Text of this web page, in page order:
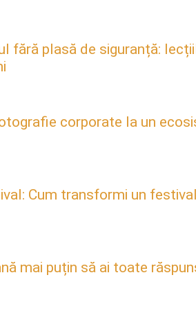
fără plasă de siguranță:
corporate la un
Cum transformi un festival
mai puțin să ai toate